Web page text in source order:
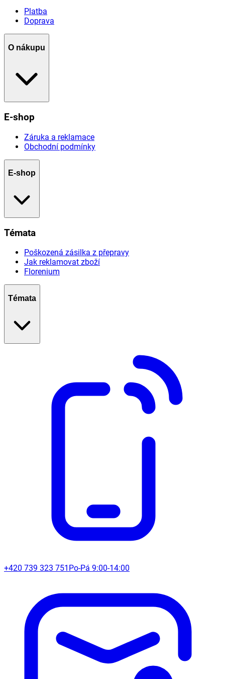
Platba
Doprava
O nákupu
E-shop
Záruka a reklamace
Obchodní podmínky
E-shop
Témata
Poškozená zásilka z přepravy
Jak reklamovat zboží
Florenium
Témata
+420 739 323 751 Po-Pá 9:00-14:00